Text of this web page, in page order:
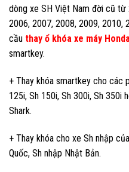
dòng xe SH Việt Nam đời cũ
2006, 2007, 2008, 2009, 2010,
cầu thay ổ khóa xe máy
smartkey.
+ Thay khóa smartkey cho các
125i, Sh 150i, Sh 300i, Sh 350i
Shark.
+ Thay khóa cho xe Sh nhập
Quốc, Sh nhập Nhật Bản.